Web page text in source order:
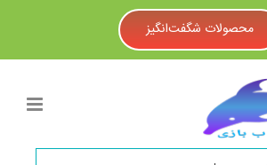
محصولات شگفت‌انگیز